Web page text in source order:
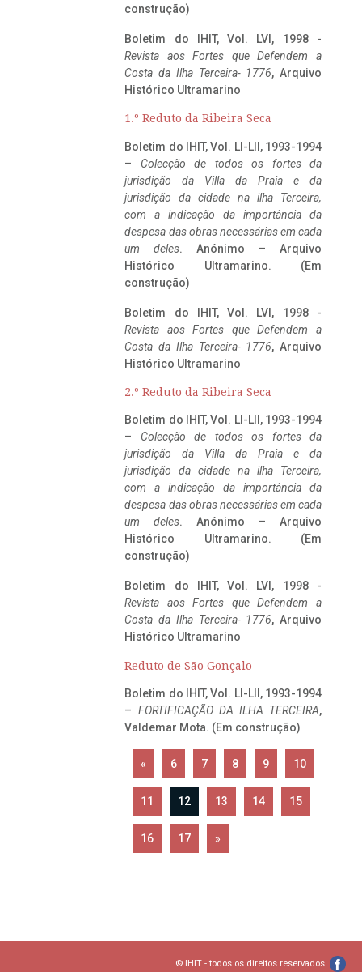
construção)
Boletim do IHIT, Vol. LVI, 1998 -
Revista aos Fortes que Defendem a
Costa da Ilha Terceira- 1776, Arquivo
Histórico Ultramarino
1.º Reduto da Ribeira Seca
Boletim do IHIT, Vol. LI-LII, 1993-1994
– Colecção de todos os fortes da
jurisdição da Villa da Praia e da
jurisdição da cidade na ilha Terceira,
com a indicação da importância da
despesa das obras necessárias em cada
um deles. Anónimo – Arquivo
Histórico Ultramarino. (Em
construção)
Boletim do IHIT, Vol. LVI, 1998 -
Revista aos Fortes que Defendem a
Costa da Ilha Terceira- 1776, Arquivo
Histórico Ultramarino
2.º Reduto da Ribeira Seca
Boletim do IHIT, Vol. LI-LII, 1993-1994
– Colecção de todos os fortes da
jurisdição da Villa da Praia e da
jurisdição da cidade na ilha Terceira,
com a indicação da importância da
despesa das obras necessárias em cada
um deles. Anónimo – Arquivo
Histórico Ultramarino. (Em
construção)
Boletim do IHIT, Vol. LVI, 1998 -
Revista aos Fortes que Defendem a
Costa da Ilha Terceira- 1776, Arquivo
Histórico Ultramarino
Reduto de São Gonçalo
Boletim do IHIT, Vol. LI-LII, 1993-1994
– FORTIFICAÇÃO DA ILHA TERCEIRA,
Valdemar Mota. (Em construção)
« 6 7 8 9 10
11 12 13 14 15
16 17 »
© IHIT - todos os direitos reservados.